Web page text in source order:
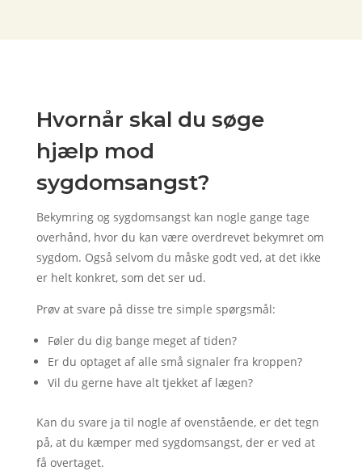
Hvornår skal du søge
hjælp mod
sygdomsangst?
Bekymring og sygdomsangst kan nogle gange tage
overhånd, hvor du kan være overdrevet bekymret om
sygdom. Også selvom du måske godt ved, at det ikke
er helt konkret, som det ser ud.
Prøv at svare på disse tre simple spørgsmål:
Føler du dig bange meget af tiden?
Er du optaget af alle små signaler fra kroppen?
Vil du gerne have alt tjekket af lægen?
Kan du svare ja til nogle af ovenstående, er det tegn
på, at du kæmper med sygdomsangst, der er ved at
få overtaget.